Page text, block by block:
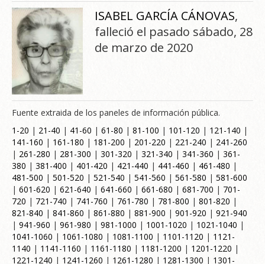
ISABEL GARCÍA CÁNOVAS,
falleció el pasado sábado, 28
de marzo de 2020
Fuente extraida de los paneles de información pública.
1-20 | 21-40 | 41-60 | 61-80 | 81-100 | 101-120 | 121-140 |
141-160 | 161-180 | 181-200 | 201-220 | 221-240 | 241-260
| 261-280 | 281-300 | 301-320 | 321-340 | 341-360 | 361-
380 | 381-400 | 401-420 | 421-440 | 441-460 | 461-480 |
481-500 | 501-520 | 521-540 | 541-560 | 561-580 | 581-600
| 601-620 | 621-640 | 641-660 | 661-680 | 681-700 | 701-
720 | 721-740 | 741-760 | 761-780 | 781-800 | 801-820 |
821-840 | 841-860 | 861-880 | 881-900 | 901-920 | 921-940
| 941-960 | 961-980 | 981-1000 | 1001-1020 | 1021-1040 |
1041-1060 | 1061-1080 | 1081-1100 | 1101-1120 | 1121-
1140 | 1141-1160 | 1161-1180 | 1181-1200 | 1201-1220 |
1221-1240 | 1241-1260 | 1261-1280 | 1281-1300 | 1301-